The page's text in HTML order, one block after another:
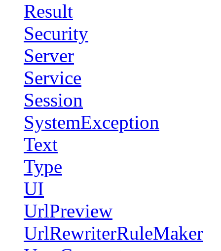
Result
Security
Server
Service
Session
SystemException
Text
Type
UI
UrlPreview
UrlRewriterRuleMaker